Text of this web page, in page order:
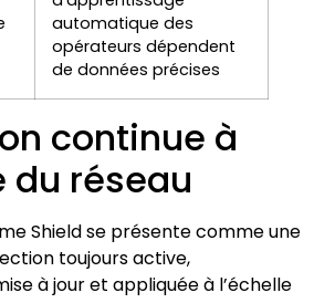
automatique des
opérateurs dépendent
de données précises
continue à
du réseau
Shield se présente comme une
toujours active,
à jour et appliquée à l’échelle